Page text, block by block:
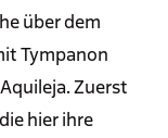
über dem
Tympanon
Zuerst
hier ihre